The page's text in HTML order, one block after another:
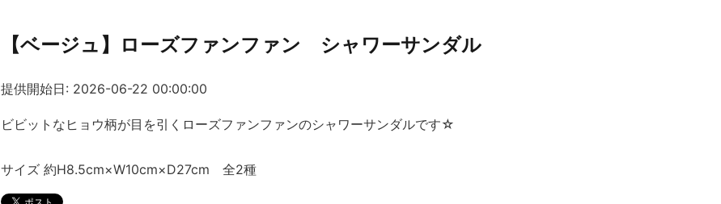
【ベージュ】ローズファンファン シャワーサンダル
提供開始日: 2026-06-22 00:00:00
ビビットなヒョウ柄が目を引くローズファンファンのシャワーサンダルです☆
サイズ 約H8.5cm×W10cm×D27cm 全2種